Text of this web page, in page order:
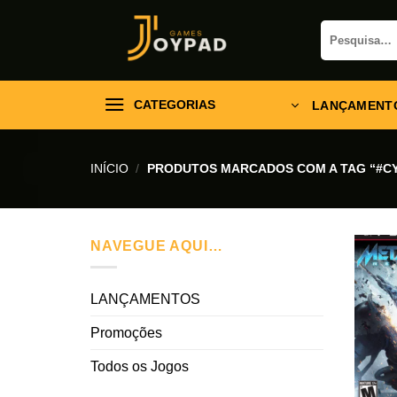
Pesquisar
por:
CATEGORIAS
INÍCIO / PRODUTOS MARCADOS COM A TAG
NAVEGUE AQUI…
LANÇAMENTOS
Promoções
Todos os Jogos